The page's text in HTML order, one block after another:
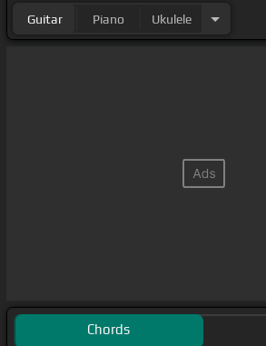
Guitar Piano Ukulele
Chords